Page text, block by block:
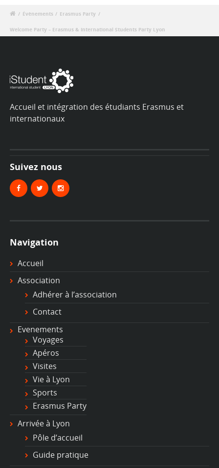
/ Évènements / Erasmus Party /
Welcome Party – Erasmus & International Students Party Lyon
Accueil et intégration des étudiants Erasmus et
internationaux
Suivez nous
Navigation
Accueil
Association
Adhérer à l’association
Contact
Evenements
Voyages
Apéros
Visites
Vie à Lyon
Sports
Erasmus Party
Arrivée à Lyon
Pôle d’accueil
Guide pratique